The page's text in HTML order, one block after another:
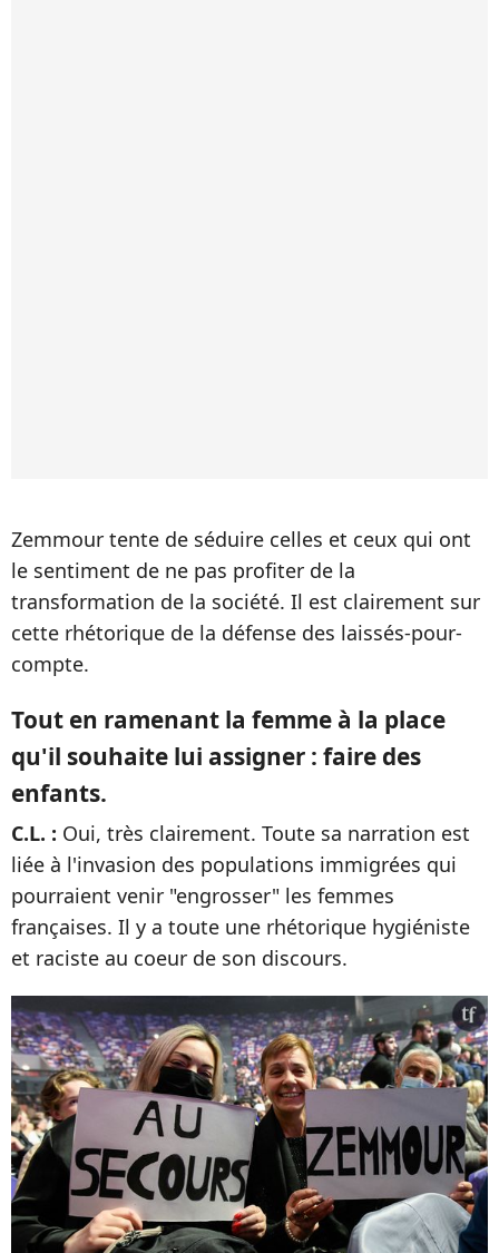
Zemmour tente de séduire celles et ceux qui ont
le sentiment de ne pas profiter de la
transformation de la société. Il est clairement sur
cette rhétorique de la défense des laissés-pour-
compte.
Tout en ramenant la femme à la place
qu'il souhaite lui assigner : faire des
enfants.
C.L. : Oui, très clairement. Toute sa narration est
liée à l'invasion des populations immigrées qui
pourraient venir "engrosser" les femmes
françaises. Il y a toute une rhétorique hygiéniste
et raciste au coeur de son discours.